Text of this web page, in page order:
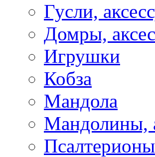
Гусли,
Домры,
Игрушки
Кобза
Мандола
Мандолины,
Псалтерионы